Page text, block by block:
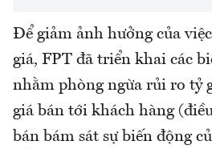
Để giảm ảnh hưởng của
giá, FPT đã triển khai các
nhằm phòng ngừa rủi ro tỷ
giá bán tới khách hàng
bán bám sát sự biến động